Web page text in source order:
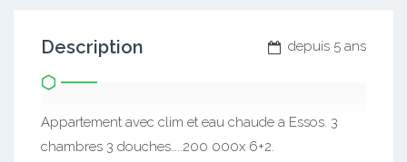
depuis 5 ans
Description
Appartement avec clim et eau chaude a Essos. 3
chambres 3 douches…..200 000x 6+2.